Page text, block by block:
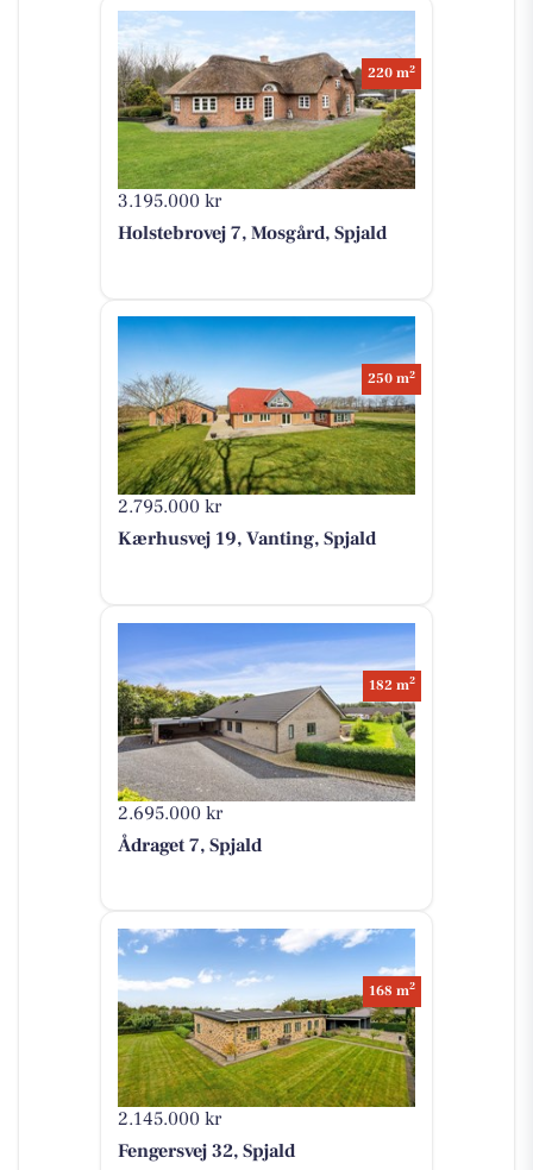
3.195.000 kr
220 m2
Holstebrovej 7, Mosgård, Spjald
2.795.000 kr
250 m2
Kærhusvej 19, Vanting, Spjald
2.695.000 kr
182 m2
Ådraget 7, Spjald
2.145.000 kr
168 m2
Fengersvej 32, Spjald